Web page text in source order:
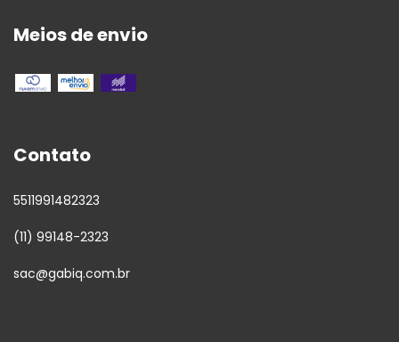
Meios de envio
Contato
5511991482323
(11) 99148-2323
sac@gabiq.com.br